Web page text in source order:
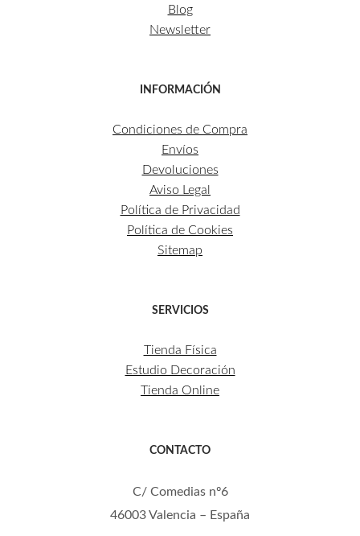
Blog
Newsletter
INFORMACIÓN
Condiciones de Compra
Envíos
Devoluciones
Aviso Legal
Política de Privacidad
Política de Cookies
Sitemap
SERVICIOS
Tienda Física
Estudio Decoración
Tienda Online
CONTACTO
C/ Comedias nº6
46003 Valencia – España